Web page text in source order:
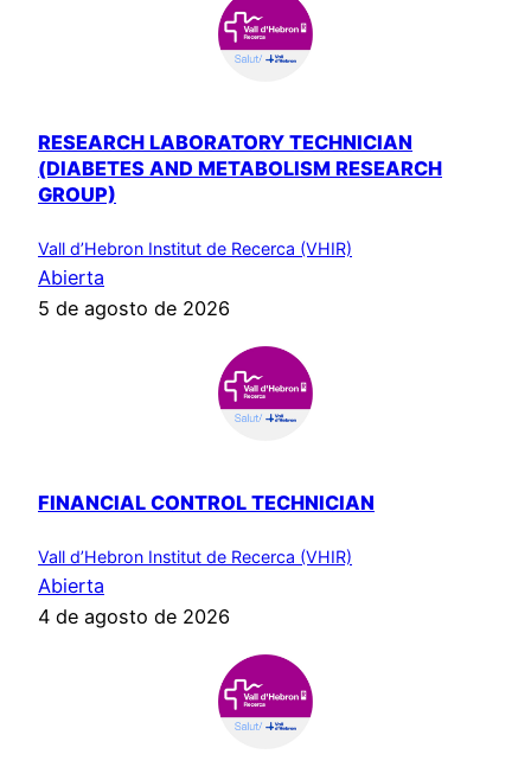
RESEARCH LABORATORY TECHNICIAN
(DIABETES AND METABOLISM RESEARCH
GROUP)
Vall d’Hebron Institut de Recerca (VHIR)
Abierta
5 de agosto de 2026
FINANCIAL CONTROL TECHNICIAN
Vall d’Hebron Institut de Recerca (VHIR)
Abierta
4 de agosto de 2026